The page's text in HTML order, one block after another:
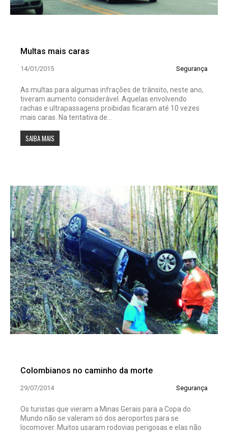
Multas mais caras
14/01/2015 Segurança
As multas para algumas infrações de trânsito, neste ano,
tiveram aumento considerável. Aquelas envolvendo
rachas e ultrapassagens proi­bidas ficaram até 10 vezes
mais caras. Na tentativa de...
SAIBA MAIS
Colombianos no caminho da morte
29/07/2014 Segurança
Os turistas que vieram a Minas Gerais para a Copa do
Mundo não se valeram só dos aeroportos para se
locomover. Muitos usaram rodovias perigosas e elas não